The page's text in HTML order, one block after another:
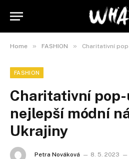
Home » FASHION » Charitativní pop-up
FASHION
Charitativní
nejlepší módní
Ukrajiny
Petra Nováková 8. 5. 2023